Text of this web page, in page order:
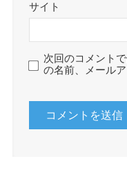
サイト
次回のコメント
の名前、メール